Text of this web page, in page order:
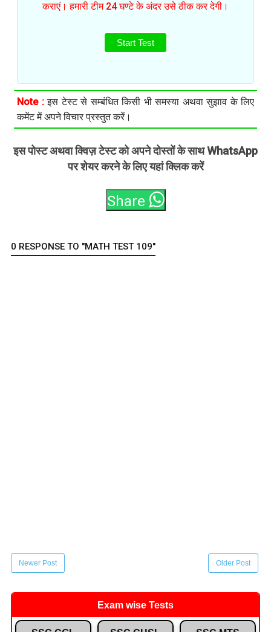
कराएं। हमारी टीम 24 घण्टे के अंदर उसे ठीक कर देगी।
Start Test
Note :इस टेस्ट से सम्बंधित किसी भी समस्या अथवा सुझाव के लिए
कमेंट में अपने विचार प्रस्तुत करें।
इस पोस्ट अथवा क्विज़ टेस्ट को अपने दोस्तों के साथ WhatsApp
पर शेयर करने के लिए यहां क्लिक करें
Share
0 RESPONSE TO "MATH TEST 109"
Newer Post Older Post
Exam wise Tests